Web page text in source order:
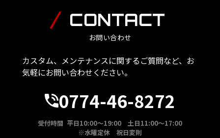
CONTACT
お問い合わせ
カスタム、メンテナンスに関するご質問など、お
気軽にお問い合わせください。
0774-46-8272
受付時間 平日10:00～19:00 土日11:00～17:00
※水曜定休 祝日変則